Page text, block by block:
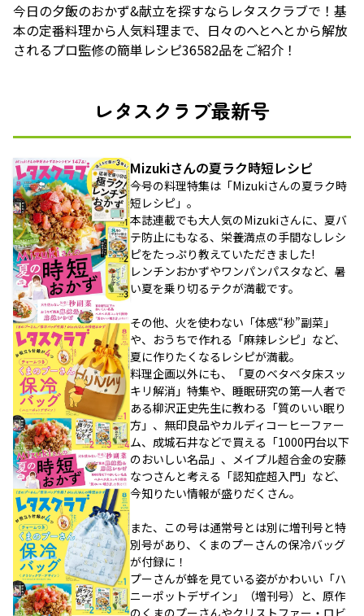
今日の夕飯のおかず&献立を探すならレタスクラブで！基
本の定番料理から人気料理まで、日々のへとへとから解放
されるプロ監修の簡単レシピ36582品をご紹介！
レタスクラブ最新号
Mizukiさんの夏ラク時短レシピ
今号の料理特集は「Mizukiさんの夏ラク時
短レシピ」。
本誌連載でも大人気のMizukiさんに、夏バ
テ防止にもなる、栄養満点の手間なしレシ
ピをたっぷり教えていただきました!
レンチンおかずやワンパンパスタなど、暑
い夏を乗り切るテクが満載です。
その他、火を使わない「体感“秒”副菜」
や、おうちで作れる「麻辣レシピ」など、
夏に作りたくなるレシピが満載。
料理企画以外にも、「夏のベタベタ床スッ
キリ解消」特集や、睡眠研究の第一人者で
ある柳沢正史先生に教わる「質のいい眠り
方」、無印良品やカルディコーヒーファー
ム、成城石井などで買える「1000円台以下
のおいしい名品」、メイプル超合金の安藤
なつさんと考える「認知症超入門」など、
今知りたい情報が盛りだくさん。
また、この号は通常号とは別に増刊号と特
別号があり、くまのプーさんの保冷バッグ
が付録に！
プーさんが蜂を見ている姿がかわいい「ハ
ニーポットデザイン」（増刊号）と、原作
のくまのプーさんやクリストファー・ロビ